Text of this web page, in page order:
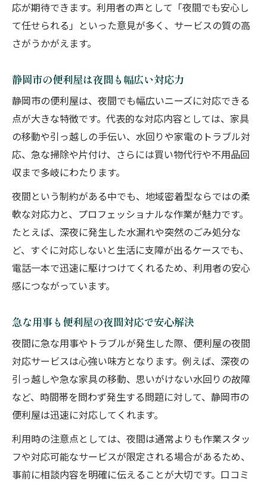
応が期待できます。利用者の声として「夜間でも安心し
て任せられる」といった意見が多く、サービスの質の高
さがうかがえます。
静岡市の便利屋は夜間も幅広い対応力
静岡市の便利屋は、夜間でも幅広いニーズに対応できる
点が大きな特徴です。代表的な対応内容としては、家具
の移動や引っ越しの手伝い、水回りや家電のトラブル対
応、急な掃除や片付け、さらには買い物代行や不用品回
収まで多岐にわたります。
夜間という制約がある中でも、地域密着型ならではの柔
軟な対応力と、プロフェッショナルな作業が魅力です。
たとえば、深夜に発生した水漏れや突然のごみ処分な
ど、すぐに対応しないと生活に支障が出るケースでも、
電話一本で迅速に駆けつけてくれるため、利用者の安心
感につながっています。
急な用事も便利屋の夜間対応で安心解決
夜間に急な用事やトラブルが発生した際、便利屋の夜間
対応サービスは心強い味方となります。例えば、深夜の
引っ越しや急な家具の移動、思いがけない水回りの故障
など、時間帯を問わず発生する問題に対して、静岡市の
便利屋は迅速に対応してくれます。
利用時の注意点としては、夜間は通常よりも作業スタッ
フや対応可能なサービスが限定される場合があるため、
事前に相談内容を明確に伝えることが大切です。口コミ